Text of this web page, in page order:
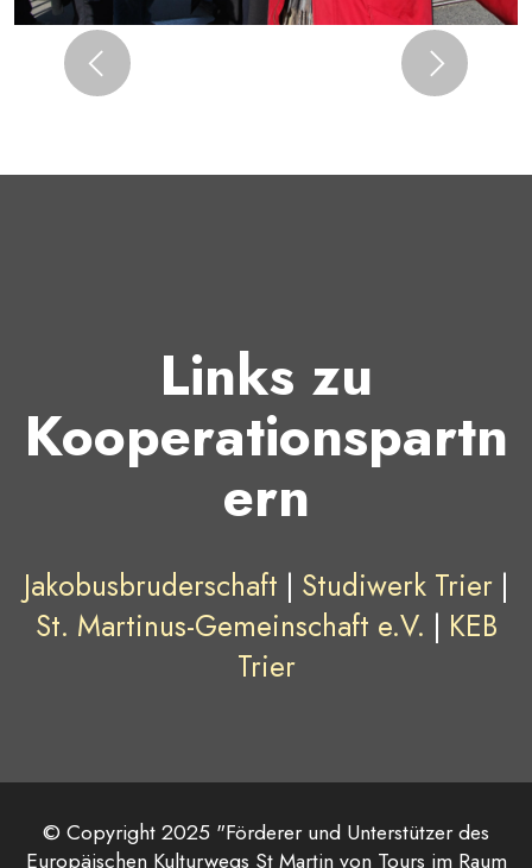
Previous Next
Links zu
Kooperationspartn
ern
Jakobusbruderschaft | Studiwerk Trier |
St. Martinus-Gemeinschaft e.V. | KEB
Trier
© Copyright 2025 "Förderer und Unterstützer des
Europäischen Kulturwegs St Martin von Tours im Raum